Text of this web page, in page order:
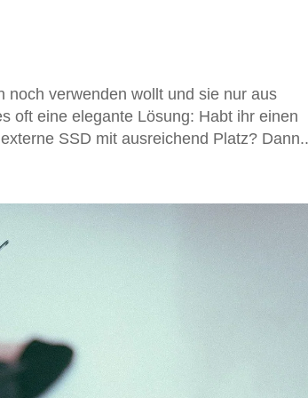
noch verwenden wollt und sie nur aus
oft eine elegante Lösung: Habt ihr einen
SSD mit ausreichend Platz?